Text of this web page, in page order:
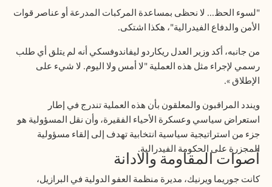
"لسوء الحظ... لا نحظى بمساعدة المركبات المدرعة أو عناصر قوات
الأمن والدفاع الفيدرالية"، هكذا اشتكى.
من جانبه، أكد وزير العدل ريكاردو ليفاندوفسكي أنه لم يتلق أي طلب
رسمي لإجراء مثل هذه العملية "لا أمس ولا اليوم. لا شيء على
الإطلاق».
ويندد المراقبون والمعلقون بأن هذه العملية تندرج في إطار
استعراض سياسي وعسكرة الأحياء الفقيرة، وأن نقل المسؤولية هو
جزء من استراتيجية سياسية انتخابية تهدف إلى إلقاء مسؤولية
المجزرة على الحكومة الفيدرالية.
أصوات المقاومة والادانة
كانت جوريما ويرنيك، مديرة منظمة العفو الدولية في البرازيل،